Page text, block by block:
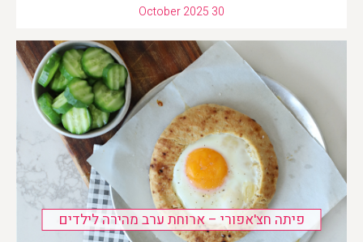
October 2025 30
פיתה חצ'אפורי – ארוחת ערב מהירה לילדים